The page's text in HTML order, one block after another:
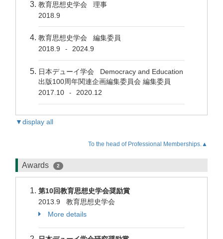
教育思想史学会 理事
2018.9
教育思想史学会 編集委員
2018.9
- 2024.9
日本デューイ学会 Democracy and Education
出版100周年関連企画編集委員会 編集委員
2017.10
- 2020.12
▼display all
To the head of Professional Memberships.▲
Awards 2
第10回教育思想史学会奨励賞
2013.9 教育思想史学会
More details